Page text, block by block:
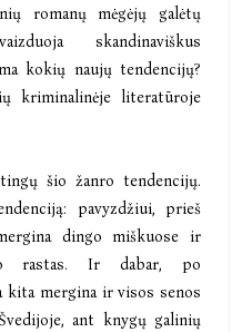
romanų mėgėjų galėtų
skandinaviškus
kokių naujų tendencijų?
kriminalinėje literatūroje
šio žanro tendencijų.
pavyzdžiui, prieš
dingo miškuose ir
rastas. Ir dabar, po
mergina ir visos senos
ant knygų galinių